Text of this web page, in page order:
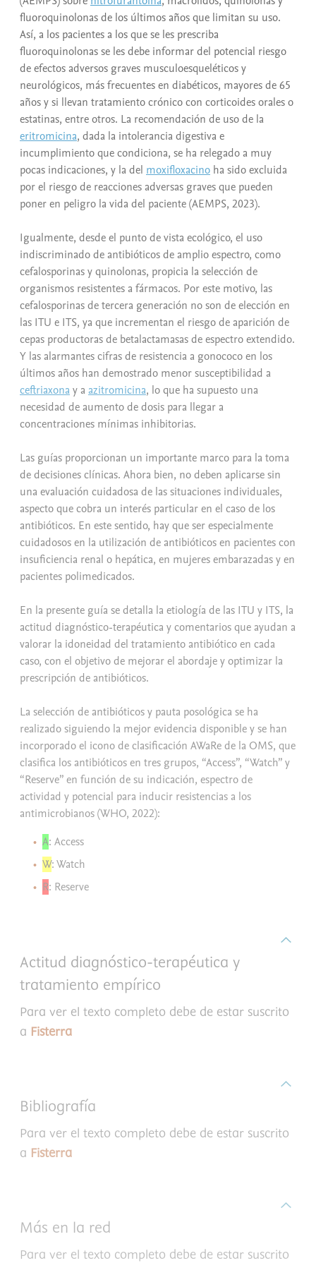
fluoroquinolonas de los últimos años que limitan su uso.
Así, a los pacientes a los que se les prescriba
fluoroquinolonas se les debe informar del potencial riesgo
de efectos adversos graves musculoesqueléticos y
neurológicos, más frecuentes en diabéticos, mayores de 65
años y si llevan tratamiento crónico con corticoides orales o
estatinas, entre otros. La recomendación de uso de la
eritromicina, dada la intolerancia digestiva e
incumplimiento que condiciona, se ha relegado a muy
pocas indicaciones, y la del moxifloxacino ha sido excluida
por el riesgo de reacciones adversas graves que pueden
poner en peligro la vida del paciente (AEMPS, 2023).
Igualmente, desde el punto de vista ecológico, el uso
indiscriminado de antibióticos de amplio espectro, como
cefalosporinas y quinolonas, propicia la selección de
organismos resistentes a fármacos. Por este motivo, las
cefalosporinas de tercera generación no son de elección en
las ITU e ITS, ya que incrementan el riesgo de aparición de
cepas productoras de betalactamasas de espectro extendido.
Y las alarmantes cifras de resistencia a gonococo en los
últimos años han demostrado menor susceptibilidad a
ceftriaxona y a azitromicina, lo que ha supuesto una
necesidad de aumento de dosis para llegar a
concentraciones mínimas inhibitorias.
Las guías proporcionan un importante marco para la toma
de decisiones clínicas. Ahora bien, no deben aplicarse sin
una evaluación cuidadosa de las situaciones individuales,
aspecto que cobra un interés particular en el caso de los
antibióticos. En este sentido, hay que ser especialmente
cuidadosos en la utilización de antibióticos en pacientes con
insuficiencia renal o hepática, en mujeres embarazadas y en
pacientes polimedicados.
En la presente guía se detalla la etiología de las ITU y ITS, la
actitud diagnóstico-terapéutica y comentarios que ayudan a
valorar la idoneidad del tratamiento antibiótico en cada
caso, con el objetivo de mejorar el abordaje y optimizar la
prescripción de antibióticos.
La selección de antibióticos y pauta posológica se ha
realizado siguiendo la mejor evidencia disponible y se han
incorporado el icono de clasificación AWaRe de la OMS, que
clasifica los antibióticos en tres grupos, “Access”, “Watch” y
“Reserve” en función de su indicación, espectro de
actividad y potencial para inducir resistencias a los
antimicrobianos (WHO, 2022):
A: Access
W: Watch
R: Reserve
Actitud diagnóstico-terapéutica y
tratamiento empírico
Para ver el texto completo debe de estar suscrito
a Fisterra
Bibliografía
Para ver el texto completo debe de estar suscrito
a Fisterra
Más en la red
Para ver el texto completo debe de estar suscrito